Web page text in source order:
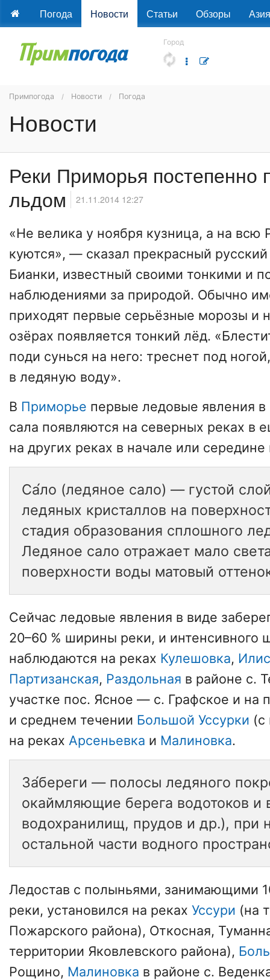
Погода Новости Статьи Обзоры Азия
Город
Примпогода Новости Погода
Новости
Реки Приморья постепенно
льдом
21.11.2014 12:27
«Не велика у ноября кузница, а на всю
куются», — сказал прекрасный
Бианки, известный своими тонкими и
наблюдениями за природой. Обычно
приходят первые серьёзные морозы и
озёрах появляется тонкий лёд.
поди сунься на него: треснет под
в ледяную воду».
В Приморье первые ледовые явления в
сала появляются на северных реках в
на других реках в начале или середине
Са́ло (ледяное сало) — густой
ледяных кристаллов на
стадия образования сплошного
Ледяное сало отражает мало
поверхности воды матовый
Сейчас ледовые явления в виде
20–60 % ширины реки, и интенсивного
наблюдаются на реках Кулешовка,
Партизанская, Раздольная в районе с.
участке пос. Ясное — с. Графское и на
и среднем течении Большой Уссурки (с
на реках Арсеньевка и Малиновка.
За́береги — полосы ледяного
окаймляющие берега водотоков и
водохранилищ, прудов и др.), при
остальной части водного
Ледостав с полыньями, занимающими
реки, установился на реках Уссури (на
Пожарского района), Откосная,
территории Яковлевского района),
Рощино, Малиновка в районе с.